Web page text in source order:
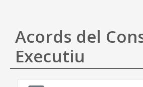
Acords del
Executiu